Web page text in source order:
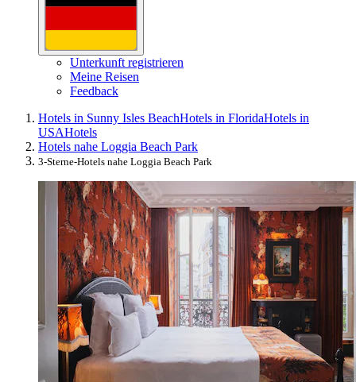
Unterkunft registrieren
Meine Reisen
Feedback
Hotels in Sunny Isles BeachHotels in FloridaHotels in
USAHotels
Hotels nahe Loggia Beach Park
3-Sterne-Hotels nahe Loggia Beach Park